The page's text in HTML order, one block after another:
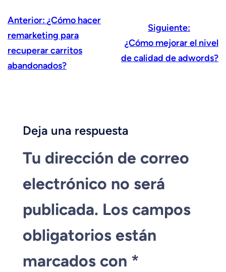
Anterior: ¿Cómo hacer
remarketing para
recuperar carritos
abandonados?
Siguiente:
¿Cómo mejorar el nivel
de calidad de adwords?
Deja una respuesta
Tu dirección de correo
electrónico no será
publicada. Los campos
obligatorios están
marcados con *